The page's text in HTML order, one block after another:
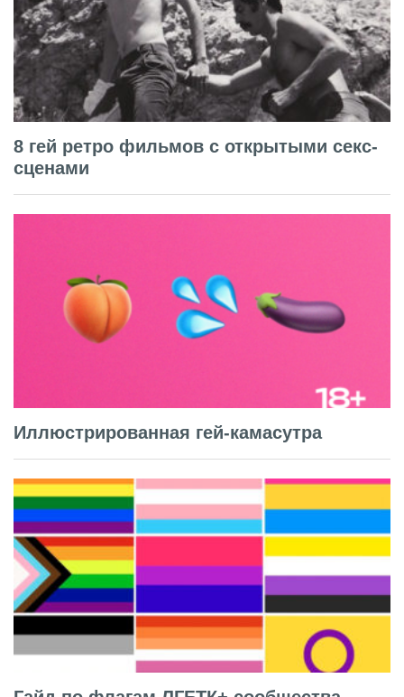
8 гей ретро фильмов с открытыми секс-
сценами
Иллюстрированная гей-камасутра